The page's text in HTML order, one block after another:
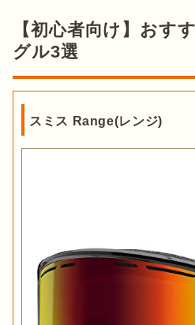
【初心者向け】おす
グル3選
スミス Range(レンジ)